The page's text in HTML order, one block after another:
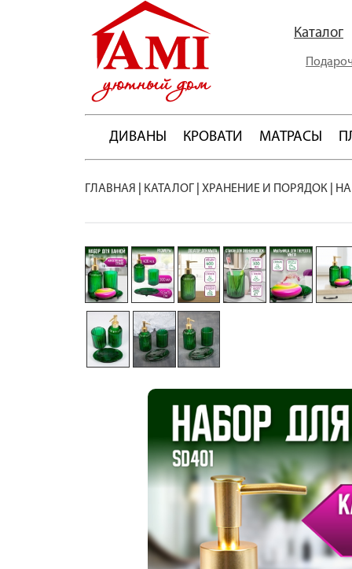
Каталог
ДИВАНЫ КРОВАТИ МАТРАСЫ
ГЛАВНАЯ КАТАЛОГ ХРАНЕНИЕ И ПОРЯДОК